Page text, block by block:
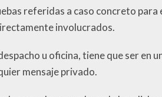
referidas a caso concreto
involucrados.
u oficina, tiene que ser
mensaje privado.